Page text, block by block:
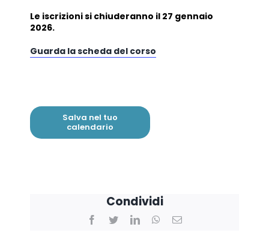
Le iscrizioni si chiuderanno il 27 gennaio
2026.
Guarda la scheda del corso
Salva nel tuo
calendario
Condividi
Facebook
Twitter LinkedInWhatsApp